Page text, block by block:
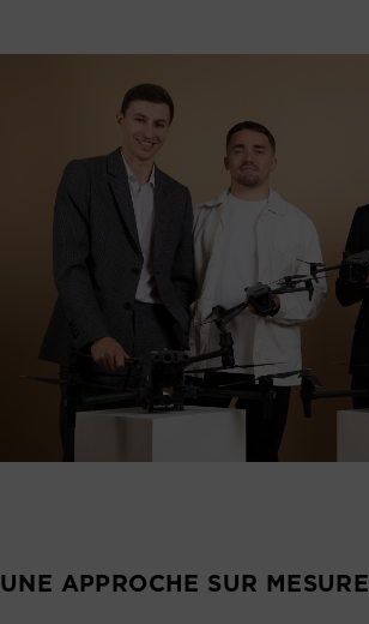
UNE APPROCHE SUR MESURE